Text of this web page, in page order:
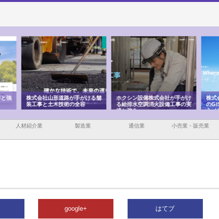
る舗
ホクシン設備株式会社が手がけ
る給排水空調消火設備工事の実
績と強み
株式会社東京シー・エム・シー
のGISインフラ管理システム導
入メリット
株
か
由
人材紹介業 製造業 通信業 小売業・販売業
google+ はてブ